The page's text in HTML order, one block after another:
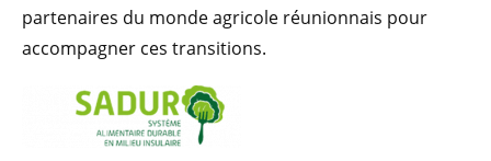
partenaires du monde agricole réunionnais pour
accompagner ces transitions.